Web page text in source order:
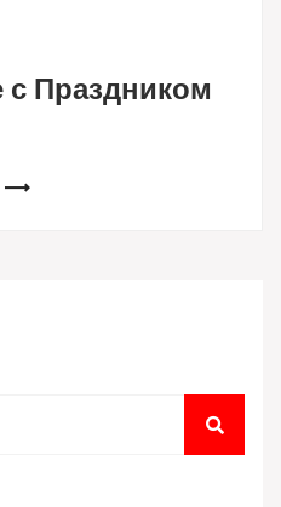
Праздником